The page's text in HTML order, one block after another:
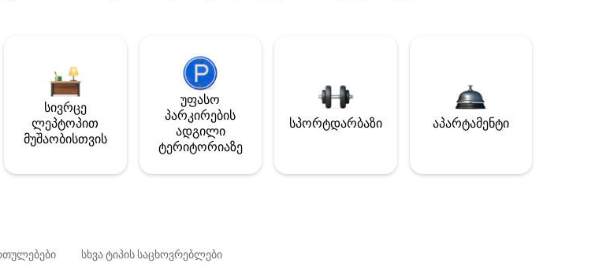
სივრცე
ლეპტოპით
მუშაობისთვის
უფასო
პარკირების
ადგილი
ტერიტორიაზე
სპორტდარბაზი აპარტამენტი
სხვა ტიპის საცხოვრებლები